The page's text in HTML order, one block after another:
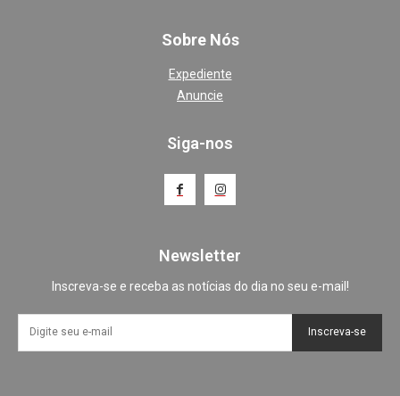
Sobre Nós
Expediente
Anuncie
Siga-nos
Newsletter
Inscreva-se e receba as notícias do dia no seu e-mail!
Inscreva-se